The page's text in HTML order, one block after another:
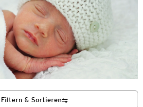
Filtern & Sortieren